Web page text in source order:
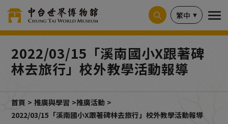
繁中
2022/03/15「溪南國小X跟著碑
林去旅行」校外教學活動報導
首頁 推廣與學習
推廣活動
2022/03/15「溪南國小X跟著碑林去旅行」校外教學活動報導
Cookie管理面板